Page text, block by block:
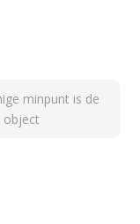
minpunt is de
object